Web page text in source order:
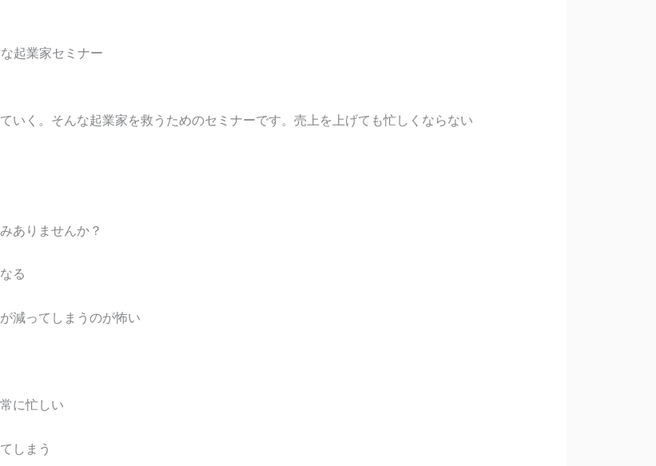
起業家セミナー
いく。そんな起業家を救うためのセミナーです。売上を上げても忙しくならない
ありませんか？
る
減ってしまうのが怖い
に忙しい
しまう